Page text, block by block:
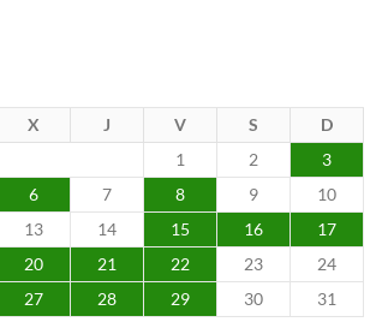
X J V S
D
1
2
3
6 7 8 9
10
13 14 15 16
17
20 21 22 23
24
27 28 29 30
31